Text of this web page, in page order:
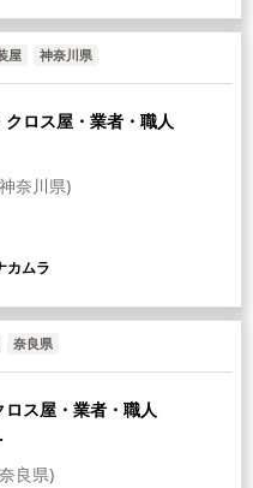
屋 神奈川県
ロス屋・業者・職人
奈川県)
カムラ
奈良県
ス屋・業者・職人
良県)